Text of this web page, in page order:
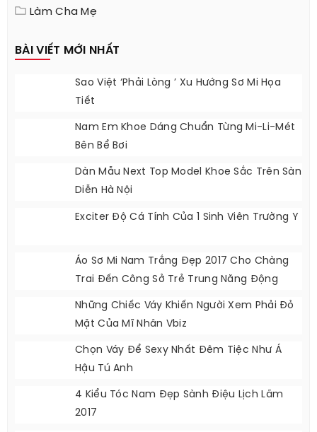
Làm Cha Mẹ
BÀI VIẾT MỚI NHẤT
Sao Việt ‘phải Lòng ’ Xu Hướng Sơ Mi Họa
Tiết
Nam Em Khoe Dáng Chuẩn Từng Mi-Li-Mét
Bên Bể Bơi
Dàn Mẫu Next Top Model Khoe Sắc Trên Sàn
Diễn Hà Nội
Exciter Độ Cá Tính Của 1 Sinh Viên Trường Y
Áo Sơ Mi Nam Trắng Đẹp 2017 Cho Chàng
Trai Đến Công Sở Trẻ Trung Năng Động
Những Chiếc Váy Khiến Người Xem Phải Đỏ
Mặt Của Mĩ Nhân Vbiz
Chọn Váy Để Sexy Nhất Đêm Tiệc Như Á
Hậu Tú Anh
4 Kiểu Tóc Nam Đẹp Sành Điệu Lịch Lãm
2017